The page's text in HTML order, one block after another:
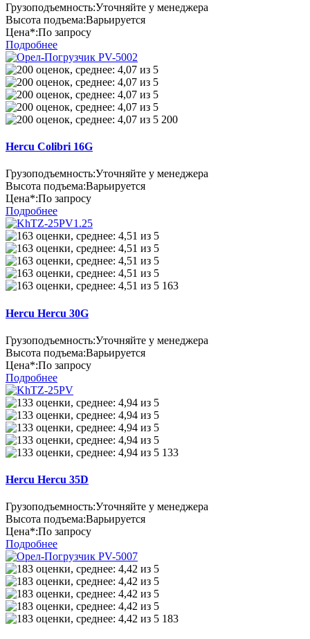
Грузоподъемность:Уточняйте у менеджера
Высота подъема:Варьируется
Цена*:По запросу
Подробнее
200
Hercu Colibri 16G
Грузоподъемность:Уточняйте у менеджера
Высота подъема:Варьируется
Цена*:По запросу
Подробнее
163
Hercu Hercu 30G
Грузоподъемность:Уточняйте у менеджера
Высота подъема:Варьируется
Цена*:По запросу
Подробнее
133
Hercu Hercu 35D
Грузоподъемность:Уточняйте у менеджера
Высота подъема:Варьируется
Цена*:По запросу
Подробнее
183